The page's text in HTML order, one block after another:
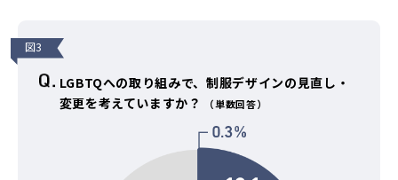
図3
LGBTQへの取り組みで、制服デザインの見直し・
変更を考えていますか？
（単数回答）